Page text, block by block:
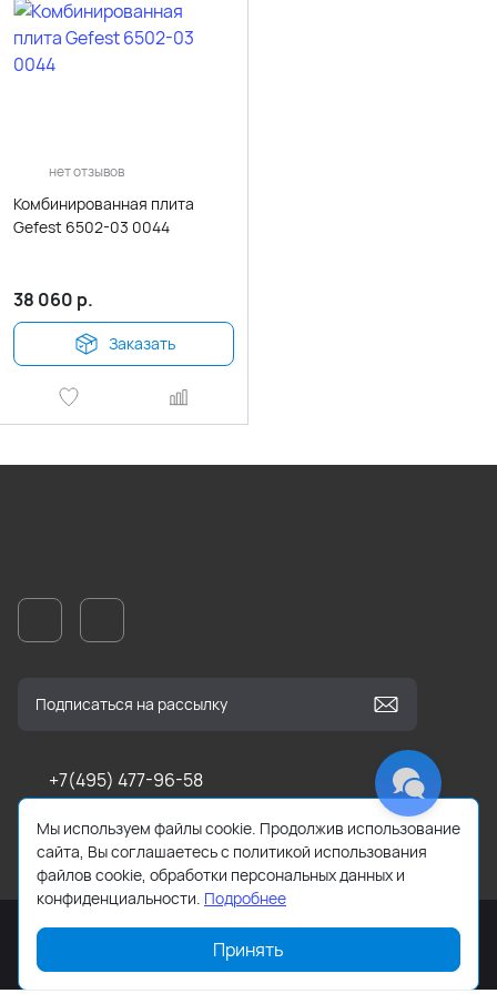
нет отзывов
Комбинированная плита
Gefest 6502-03 0044
38 060 р.
Заказать
+7(495) 477-96-58
shop@stokland.ru
© Стоклэнд, 2024—2026. ООО «ЗЕВС ОПТТОРГ»
Мы используем файлы cookie. Продолжив использование
сайта, Вы соглашаетесь с политикой использования
файлов cookie, обработки персональных данных и
конфиденциальности. Подробнее
Принять